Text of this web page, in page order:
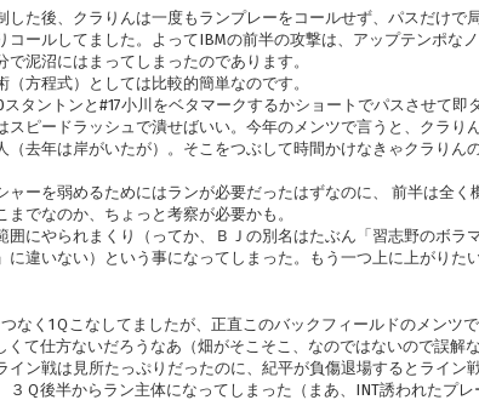
した後、クラりんは一度もランプレーをコールせず、パスだけで
コールしてました。よってIBMの前半の攻撃は、アップテンポな
で泥沼にはまってしまったのであります。
方程式）としては比較的簡単なのです。
タントンと#17小川をベタマークするかショートでパスさせて即
スピードラッシュで潰せばいい。今年のメンツで言うと、クラり
（去年は岸がいたが）。そこをつぶして時間かけなきゃクラりん
ーを弱めるためにはランが必要だったはずなのに、 前半は全く
でなのか、ちょっと考察が必要かも。
囲にやられまくり（ってか、ＢＪの別名はたぶん「習志野のボラ
に違いない）という事になってしまった。もう一つ上に上がりた
なく1Ｑこなしてましたが、正直このバックフィールドのメンツ
て仕方ないだろうなあ（畑がそこそこ、なのではないので誤解な
イン戦は見所たっぷりだったのに、紀平が負傷退場するとライン
３Ｑ後半からラン主体になってしまった（まあ、INT誘われたプレ